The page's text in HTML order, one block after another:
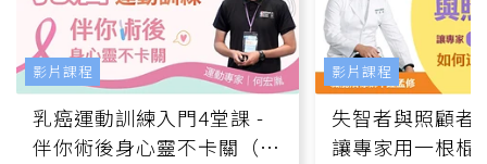
乳癌運動訓練入門4堂課 -
伴你術後身心靈不卡關（線
影片課程
失智者與照顧者
讓專家用一根棍
影片課程